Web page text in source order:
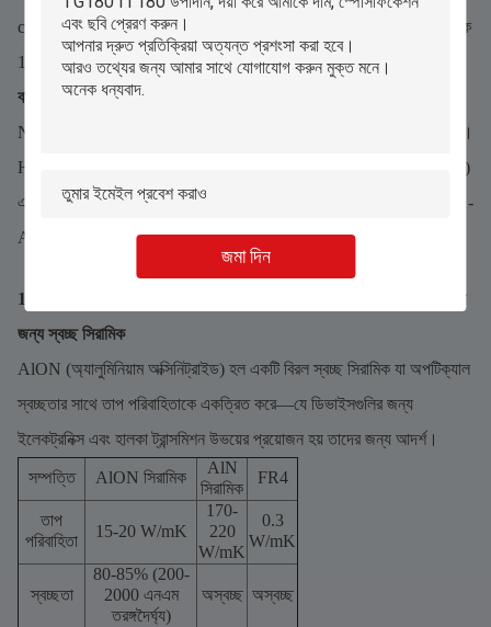
জমা দিন
c.যান্ত্রিক স্থিতিশীলতা: তাপ সাইক্লিংয়ের অধীনে আকৃতি বজায় রাখে (-55°C থেকে
1000°C) ডিলামিনেশন ছাড়াই।
বাস্তব-বিশ্বের উদাহরণ
NASA তাদের মার্স রোভারের থার্মাল সেন্সরে HTCC সিরামিক PCB ব্যবহার করে।
HTCC সাবস্ট্রেটগুলি -150°C (মঙ্গল গ্রহের রাত) এবং 20°C (মঙ্গল গ্রহের দিন)
এর মধ্যে 200+ তাপচক্র টিকেছিল এবং মহাজাগতিক বিকিরণকে প্রতিরোধ করেছিল -
AlN (যা 50টি চক্রে বিচ্ছিন্ন হয়েছে) এবং FR4 (যা অবিলম্বে ব্যর্থ হয়েছিল)।
1.5 অ্যালুমিনিয়াম অক্সিনাইট্রাইড (AlON)- অপটিক্যাল-ইলেক্ট্রনিক ইন্টিগ্রেশনের
জন্য স্বচ্ছ সিরামিক
AlON (অ্যালুমিনিয়াম অক্সিনিট্রাইড) হল একটি বিরল স্বচ্ছ সিরামিক যা অপটিক্যাল
স্বচ্ছতার সাথে তাপ পরিবাহিতাকে একত্রিত করে—যে ডিভাইসগুলির জন্য
ইলেকট্রনিক্স এবং হালকা ট্রান্সমিশন উভয়ের প্রয়োজন হয় তাদের জন্য আদর্শ।
সম্পত্তি AlON সিরামিক
AlN
সিরামিক
FR4
তাপ
পরিবাহিতা
15-20 W/mK
170-
220
W/mK
0.3
W/mK
স্বচ্ছতা
80-85% (200-
2000 এনএম
তরঙ্গদৈর্ঘ্য)
অস্বচ্ছ অস্বচ্ছ